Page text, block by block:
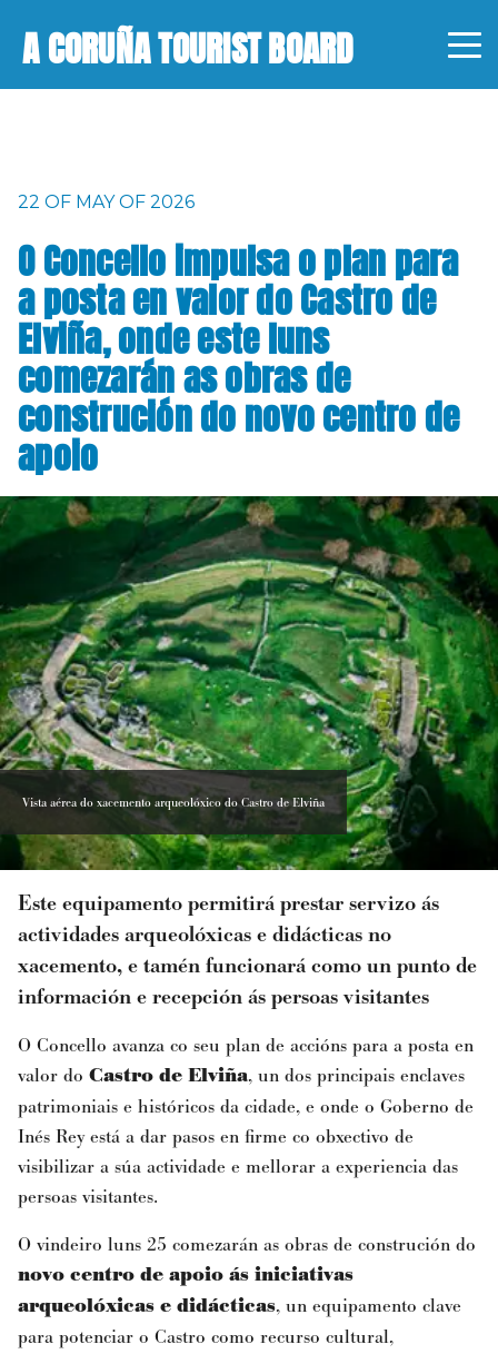
A CORUÑA TOURIST BOARD
22 OF MAY OF 2026
O Concello impulsa o plan para
a posta en valor do Castro de
Elviña, onde este luns
comezarán as obras de
construción do novo centro de
apoio
Vista aérea do xacemento arqueolóxico do Castro de Elviña
Este equipamento permitirá prestar servizo ás
actividades arqueolóxicas e didácticas no
xacemento, e tamén funcionará como un punto de
información e recepción ás persoas visitantes
O Concello avanza co seu plan de accións para a posta en
valor do Castro de Elviña, un dos principais enclaves
patrimoniais e históricos da cidade, e onde o Goberno de
Inés Rey está a dar pasos en firme co obxectivo de
visibilizar a súa actividade e mellorar a experiencia das
persoas visitantes.
O vindeiro luns 25 comezarán as obras de construción do
novo centro de apoio ás iniciativas
arqueolóxicas e didácticas, un equipamento clave
para potenciar o Castro como recurso cultural,